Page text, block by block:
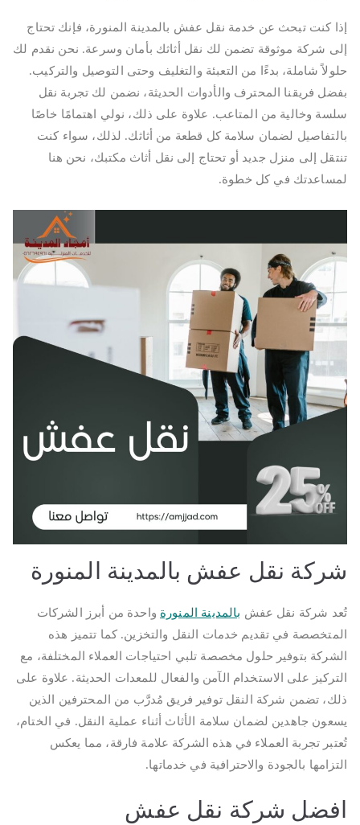
إذا كنت تبحث عن خدمة نقل عفش بالمدينة المنورة، فإنك تحتاج
إلى شركة موثوقة تضمن لك نقل أثاثك بأمان وسرعة. نحن نقدم لك
حلولاً شاملة، بدءًا من التعبئة والتغليف وحتى التوصيل والتركيب.
بفضل فريقنا المحترف والأدوات الحديثة، نضمن لك تجربة نقل
سلسة وخالية من المتاعب. علاوة على ذلك، نولي اهتمامًا خاصًا
بالتفاصيل لضمان سلامة كل قطعة من أثاثك. لذلك، سواء كنت
تنتقل إلى منزل جديد أو تحتاج إلى نقل أثاث مكتبك، نحن هنا
لمساعدتك في كل خطوة.
شركة نقل عفش بالمدينة المنورة
تُعد شركة نقل عفش بالمدينة المنورة واحدة من أبرز الشركات
المتخصصة في تقديم خدمات النقل والتخزين. كما تتميز هذه
الشركة بتوفير حلول مخصصة تلبي احتياجات العملاء المختلفة، مع
التركيز على الاستخدام الآمن والفعال للمعدات الحديثة. علاوة على
ذلك، تضمن شركة النقل توفير فريق مُدرَّب من المحترفين الذين
يسعون جاهدين لضمان سلامة الأثاث أثناء عملية النقل. في الختام،
تُعتبر تجربة العملاء في هذه الشركة علامة فارقة، مما يعكس
التزامها بالجودة والاحترافية في خدماتها.
افضل شركة نقل عفش